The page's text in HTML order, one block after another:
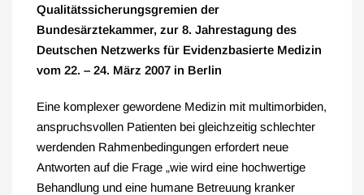
Qualitätssicherungsgremien der
Bundesärztekammer, zur 8. Jahrestagung des
Deutschen Netzwerks für Evidenzbasierte Medizin
vom 22. – 24. März 2007 in Berlin
Eine komplexer gewordene Medizin mit multimorbiden,
anspruchsvollen Patienten bei gleichzeitig schlechter
werdenden Rahmenbedingungen erfordert neue
Antworten auf die Frage „wie wird eine hochwertige
Behandlung und eine humane Betreuung kranker